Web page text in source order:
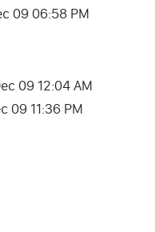
09 06:58 PM
09 12:04 AM
09 11:36 PM